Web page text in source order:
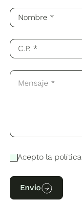
Acepto la
Envío